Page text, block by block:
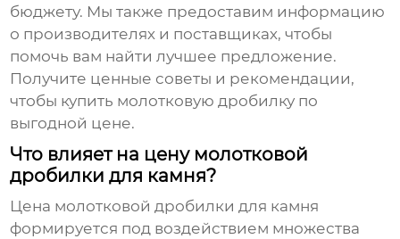
бюджету. Мы также предоставим информацию
о производителях и поставщиках, чтобы
помочь вам найти лучшее предложение.
Получите ценные советы и рекомендации,
чтобы купить молотковую дробилку по
выгодной цене.
Что влияет на цену молотковой
дробилки для камня?
Цена молотковой дробилки для камня
формируется под воздействием множества